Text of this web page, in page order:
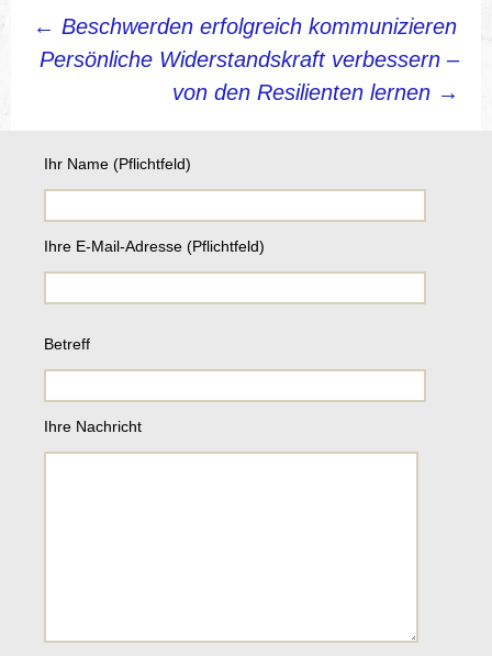
Beitragsnavigation
← Beschwerden erfolgreich kommunizieren
Persönliche Widerstandskraft verbessern –
von den Resilienten lernen →
Ihr Name (Pflichtfeld)
Ihre E-Mail-Adresse (Pflichtfeld)
i
t
t
e
Betreff
Ihre Nachricht